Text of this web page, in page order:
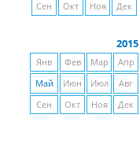
Сен
Окт Ноя Дек
2015
Янв Фев Мар
Апр
Май
Июн Июл
Авг
Сен
Окт Ноя Дек